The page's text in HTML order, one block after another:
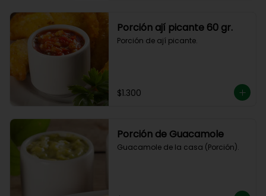
Porción ají picante 60 gr.
Porción de ají picante.
$1.300
Porción de Guacamole
Guacamole de la casa (Porción).